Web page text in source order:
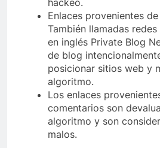
Enlaces provenientes
También llamadas
en inglés Private Blog
de blog
posicionar sitios web y
algoritmo.
Los enlaces
comentarios son
algoritmo y son
malos.